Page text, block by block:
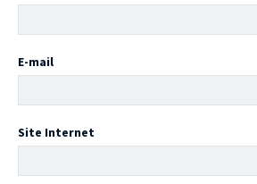
E-mail
Site Internet